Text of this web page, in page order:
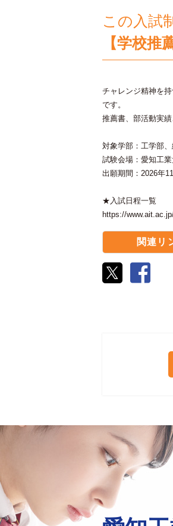
この入試
【学校推
チャレンジ精神を
です。
推薦書、部活動実
対象学部：工学部
試験会場：愛知工
出願期間：2026年
★入試日程一覧
https://
関連リ